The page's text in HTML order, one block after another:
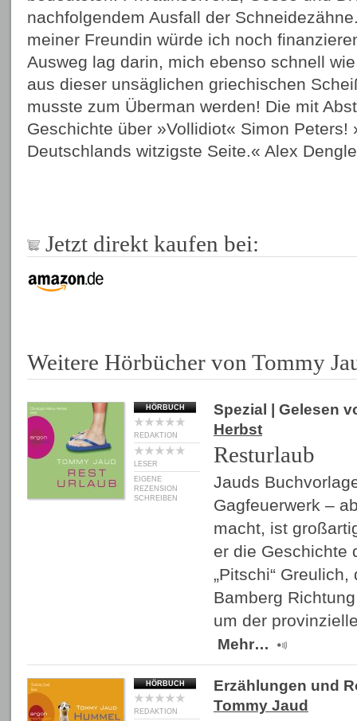
nachfolgendem Ausfall der
meiner Freundin würde ich noch
Ausweg lag darin, mich ebenso schnell
aus dieser unsäglichen griechischen
musste zum Überman werden! Die mit
Geschichte über »Vollidiot« Simon Peters!
Deutschlands witzigste Seite.« Alex
Jetzt direkt kaufen bei:
Weitere Hörbücher von Tommy
HÖRBUCH
REDAKTION
LESER
EIGENE
REZENSION
SCHREIBEN
Spezial
| Gelesen
Herbst
Resturlaub
Jauds
Gagfeuerwerk –
macht, ist
er die Geschichte
„Pitschi“
Bamberg
um der
Mehr…
HÖRBUCH
REDAKTION
Erzählungen und
Tommy Jaud